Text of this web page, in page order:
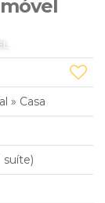
» Casa
suíte)